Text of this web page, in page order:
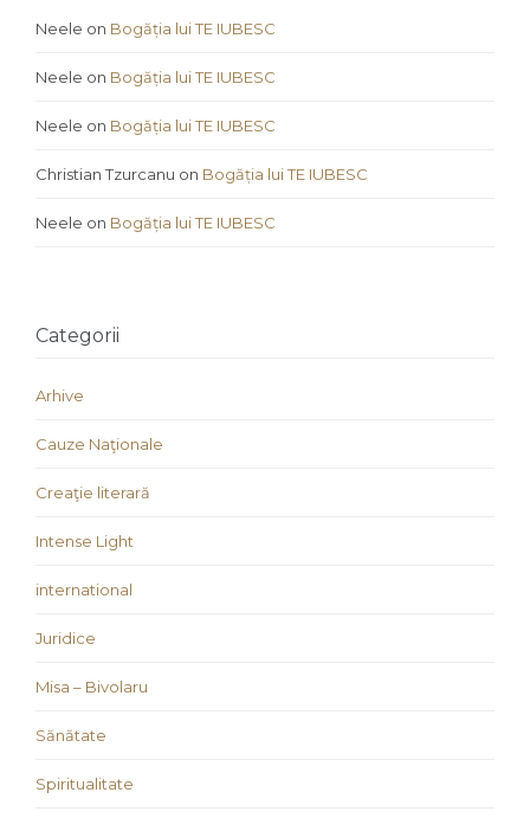
Neele on Bogăția lui TE IUBESC
Neele on Bogăția lui TE IUBESC
Neele on Bogăția lui TE IUBESC
Christian Tzurcanu on Bogăția lui TE IUBESC
Neele on Bogăția lui TE IUBESC
Categorii
Arhive
Cauze Naţionale
Creaţie literară
Intense Light
international
Juridice
Misa – Bivolaru
Sănătate
Spiritualitate